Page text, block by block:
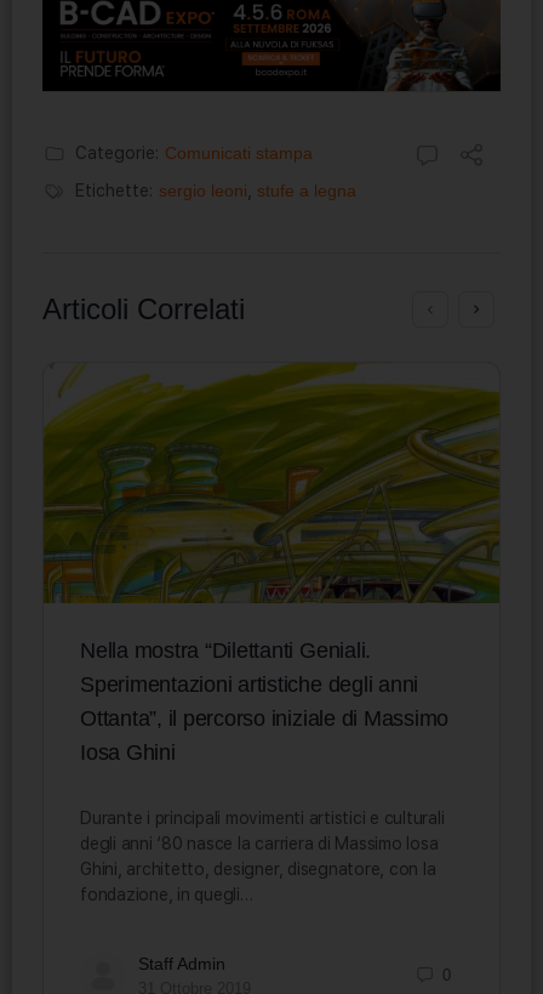
Categorie: Comunicati stampa
Etichette: sergio leoni stufe a legna
Articoli Correlati
Nella mostra “Dilettanti Geniali.
Sperimentazioni artistiche degli anni
Ottanta”, il percorso iniziale di Massimo
Iosa Ghini
Durante i principali movimenti artistici e culturali
degli anni ‘80 nasce la carriera di Massimo Iosa
Ghini, architetto, designer, disegnatore, con la
fondazione, in quegli…
Staff Admin
0